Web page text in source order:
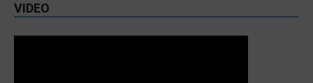
VIDEO